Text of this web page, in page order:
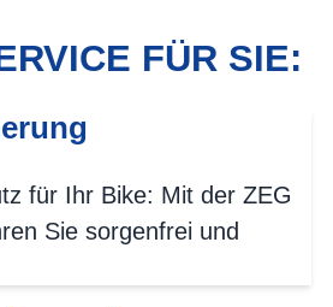
FÜR SIE:
für Ihr Bike: Mit der ZEG
Sie sorgenfrei und